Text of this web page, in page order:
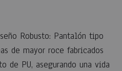
Robusto: Pantalón tipo
de mayor roce fabricados
de PU, asegurando una vida